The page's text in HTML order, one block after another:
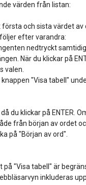
värden från listan:
första och sista värdet
efter varandra:
nedtryckt
När du klickar på
valen.
"Visa tabell"
du klickar på ENTER.
från början av ordet
på "Början av ord".
"Visa tabell" är
inkluderas